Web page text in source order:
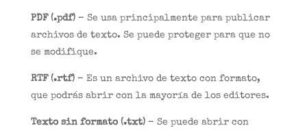
PDF (.pdf) – Se usa principalmente para publicar
archivos de texto. Se puede proteger para que no
se modifique.
RTF (.rtf)– Es un archivo de texto con formato,
que podrás abrir con la mayoría de los editores.
Texto sin formato (.txt)– Se puede abrir con